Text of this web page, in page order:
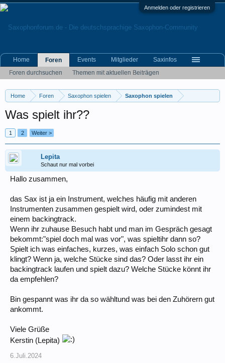
Anmelden oder registrieren
Home Foren Saxophon spielen Saxophon spielen
Was spielt ihr??
1 2 Weiter >
Lepita
Schaut nur mal vorbei
Hallo zusammen,
das Sax ist ja ein Instrument, welches häufig mit anderen
Instrumenten zusammen gespielt wird, oder zumindest mit
einem backingtrack.
Wenn ihr zuhause Besuch habt und man im Gespräch gesagt
bekommt:"spiel doch mal was vor", was spieltihr dann so?
Spielt ich was einfaches, kurzes, was einfach Solo schon gut
klingt? Wenn ja, welche Stücke sind das? Oder lasst ihr ein
backingtrack laufen und spielt dazu? Welche Stücke könnt ihr
da empfehlen?
Bin gespannt was ihr da so wähltund was bei den Zuhörern gut
ankommt.
Viele Grüße
Kerstin (Lepita)
6.Juli.2024
Home
Foren
Foren durchsuchen
Themen mit aktuellen Beiträgen
Events Mitglieder Saxinfos